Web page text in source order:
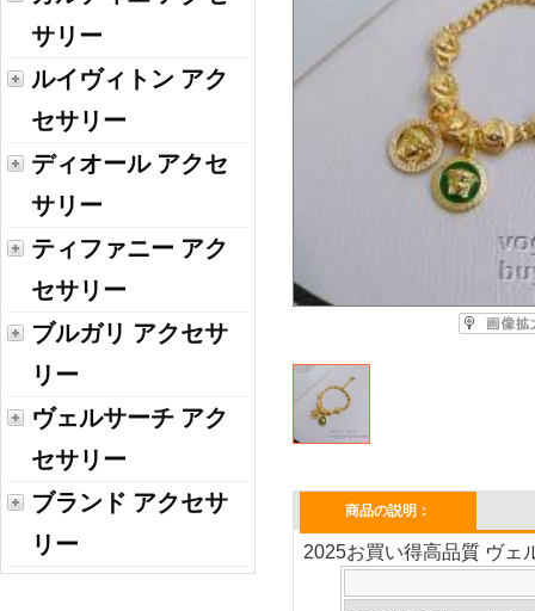
サリー
ルイヴィトン アク
セサリー
ディオール アクセ
サリー
ティファニー アク
セサリー
ブルガリ アクセサ
リー
ヴェルサーチ アク
セサリー
ブランド アクセサ
リー
商品の説明：
2025お買い得高品質 ヴェ